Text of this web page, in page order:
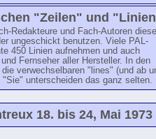
"Zeilen" und
Redakteure und Fach-Autoren diese
ungeschickt benutzen. Viele PAL-
450 Linien aufnehmen und auch
Fernseher aller Hersteller. In den
verwechselbaren "lines" (und ab
unterscheiden das ganz selten.
18. bis 24, Mai 1973